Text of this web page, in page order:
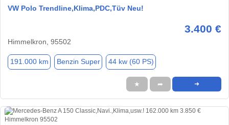
VW Polo Trendline,Klima,PDC,Tüv Neu!
3.400 €
Himmelkron, 95502
191.000 km Benzin Super 44 kw (60 PS)
★ ➦ ➜